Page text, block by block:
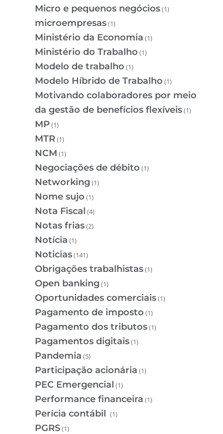
Micro e pequenos negócios(1)
microempresas(1)
Ministério da Economia (1)
Ministério do Trabalho (1)
Modelo de trabalho (1)
Modelo Híbrido de Trabalho (1)
Motivando colaboradores por meio
da gestão de benefícios flexíveis(1)
MP(1)
MTR(1)
NCM (1)
Negociações de débito (1)
Networking (1)
Nome sujo (1)
Nota Fiscal (4)
Notas frias(2)
Notícia (1)
Noticias(141)
Obrigações trabalhistas(1)
Open banking (1)
Oportunidades comerciais(1)
Pagamento de imposto (1)
Pagamento dos tributos(1)
Pagamentos digitais(1)
Pandemia (5)
Participação acionária (1)
PEC Emergencial (1)
Performance financeira (1)
Perícia contábil (1)
PGRS(1)